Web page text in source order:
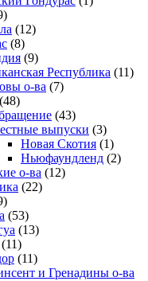
(12)
(8)
(9)
Республика (11)
о-ва (7)
(48)
(43)
выпуски (3)
Новая Скотия (1)
Ньюфаундленд (2)
о-ва (12)
(22)
(53)
(13)
(11)
(11)
и Гренадины о-ва